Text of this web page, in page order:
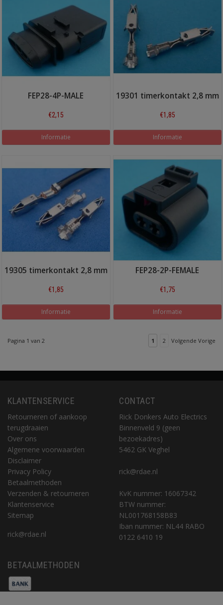
FEP28-4P-MALE
€2,15
Informatie
19301 timerkontakt 2,8 mm
€1,85
Informatie
19305 timerkontakt 2,8 mm
€1,85
Informatie
FEP28-2P-FEMALE
€1,75
Informatie
Pagina 1 van 2 1 2 Volgende Vorige
KLANTENSERVICE
Retourneren of aankoop
terugdraaien
Over ons
Algemene voorwaarden
Disclaimer
Privacy Policy
Betaalmethoden
Verzenden & retourneren
Klantenservice
Sitemap
rick@rdae.nl
CONTACT
Rick Donkers Auto Electrics
Binnenveld 9 (geen
bezoekadres)
5462 GK Veghel
rick@rdae.nl
KvK nummer: 16067342
BTW nummer:
NL001768158B83
Iban nummer: NL44 RABO
0122 6410 19
BETAALMETHODEN